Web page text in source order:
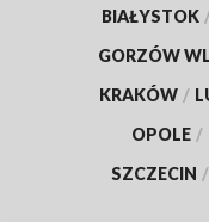
BIAŁYSTOK
GORZÓW
KRAKÓW /
OPOLE /
SZCZECIN /